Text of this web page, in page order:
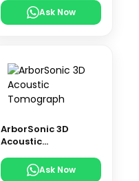
Ask Now
ArborSonic 3D
Acoustic
Ask Now